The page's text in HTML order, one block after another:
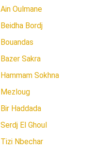
Ain Oulmane
Beidha Bordj
Bouandas
Bazer Sakra
Hammam Sokhna
Mezloug
Bir Haddada
Serdj El Ghoul
Tizi Nbechar